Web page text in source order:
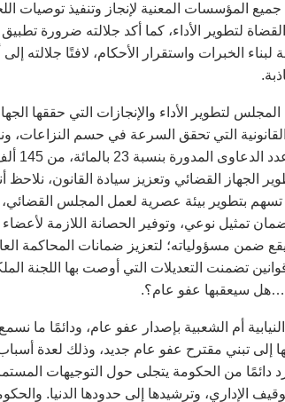
المؤسسات المعنية لإنجاز وتنفيذ توصيات
لتطوير الأداء، كما أكد جلالته ضرورة
الخبرات واستقرار الأحكام، لافتًا جلالته
لتطوير الأداء والإنجازات التي حققها
التي تحقق السرعة في حسم النزاعات،
بتطوير بيئة عصرية لعمل المجلس القضائي،
تمثيل نوعي، وتوفير الحصانة اللازمة
11 مشروعًا يقع ضمن مسؤولياته؛ لتعزيز ضمانات
قوانين تضمنت التعديلات التي أوصت بها اللجنة
سيعقبها عفو عام؟.
النيابية أم الشعبية بإصدار عفو عام، ودائمًا
إلى تبني مقترح عفو عام جديد، وذلك لعدة
دائمًا من الحكومة يتجلى حول التوجيهات
الإداري، وترشيدها إلى حدودها الدنيا.